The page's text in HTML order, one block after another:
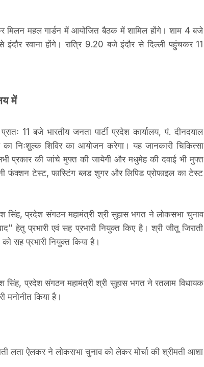
मिलन महल गार्डन में आयोजित बैठक में शामिल होंगे। शाम 4 बजे
रवाना होंगे। रात्रि 9.20 बजे इंदौर से दिल्ली पहुंचकर 11
में
11 बजे भारतीय जनता पार्टी प्रदेश कार्यालय, पं. दीनदयाल
निःशुल्क शिविर का आयोजन करेगा। यह जानकारी चिकित्सा
प्रकार की जांचे मुफ्त की जायेगी और मधुमेह की दवाई भी मुफ्त
फंक्शन टेस्ट, फास्टिंग ब्लड शुगर और लिपिड प्रोफाइल का टेस्ट
सिंह, प्रदेश संगठन महामंत्री श्री सुहास भगत ने लोकसभा चुनाव
हेतु प्रभारी एवं सह प्रभारी नियुक्त किए है। श्री जीतू जिराती
को सह प्रभारी नियुक्त किया है।
सिंह, प्रदेश संगठन महामंत्री श्री सुहास भगत ने रतलाम विधायक
मनोनीत किया है।
लता ऐलकर ने लोकसभा चुनाव को लेकर मोर्चा की श्रीमती आशा